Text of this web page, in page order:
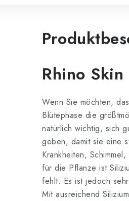
Rhino
Wenn Sie möchten,
Blütephase die
natürlich wichtig, sich
geben, damit sie eine
Krankheiten,
für die Pflanze ist
fehlt. Es ist jedoch
Mit ausreichend